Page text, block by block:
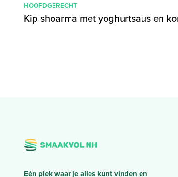
HOOFDGERECHT
Kip shoarma met yoghurtsaus en
Eén plek waar je alles kunt vinden en